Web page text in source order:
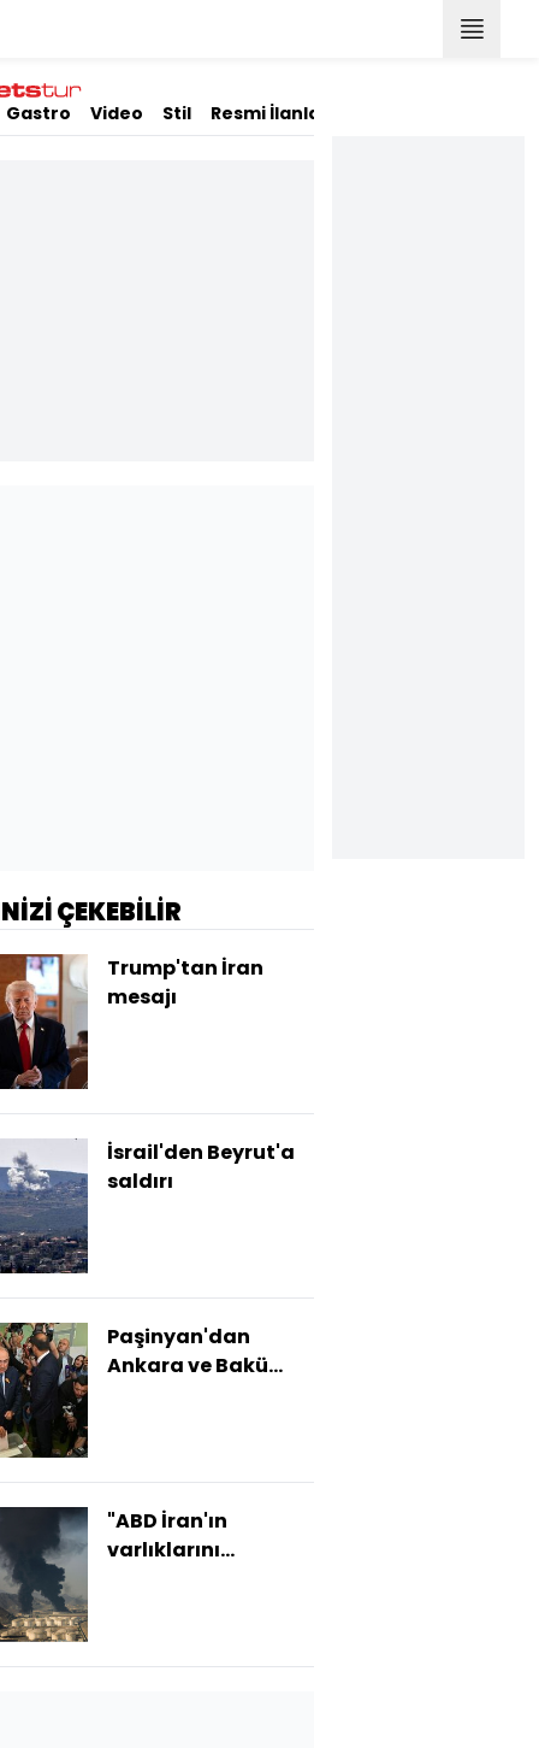
Gastro Video Stil Resmi İlanlar
ÇEKEBİLİR
Trump'tan İran
mesajı
İsrail'den Beyrut'a
saldırı
Paşinyan'dan
Ankara ve Bakü
"ABD İran'ın
varlıklarını